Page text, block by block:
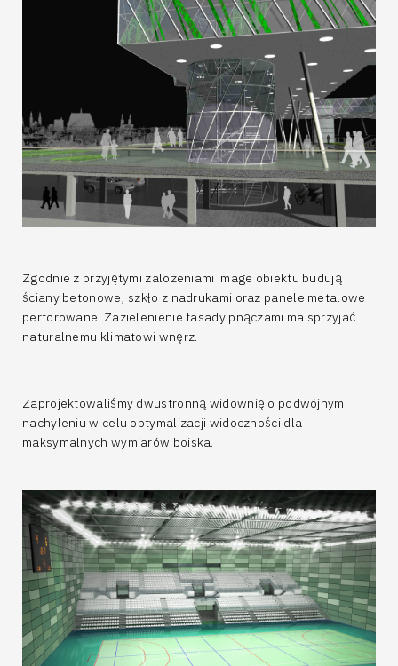
Zgodnie z przyjętymi zalożeniami image obiektu budują
ściany betonowe, szkło z nadrukami oraz panele metalowe
perforowane. Zazielenienie fasady pnączami ma sprzyjać
naturalnemu klimatowi wnęrz.
Zaprojektowaliśmy dwustronną widownię o podwójnym
nachyleniu w celu optymalizacji widoczności dla
maksymalnych wymiarów boiska.